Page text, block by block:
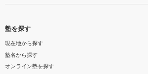
塾を探す
現在地から探す
塾名から探す
オンライン塾を探す